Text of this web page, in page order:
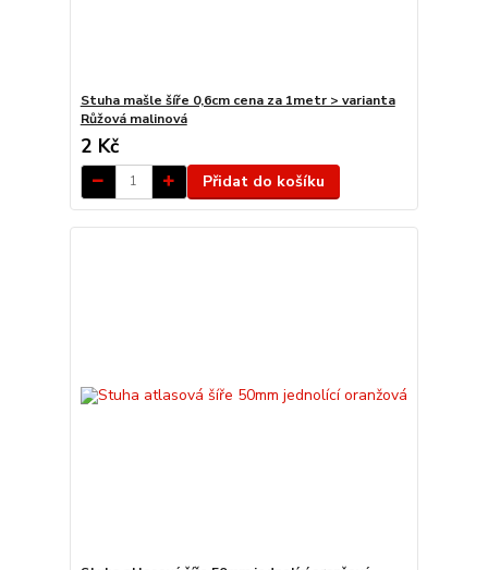
Stuha mašle šíře 0,6cm cena za 1metr > varianta
Růžová malinová
2 Kč
Přidat do košíku